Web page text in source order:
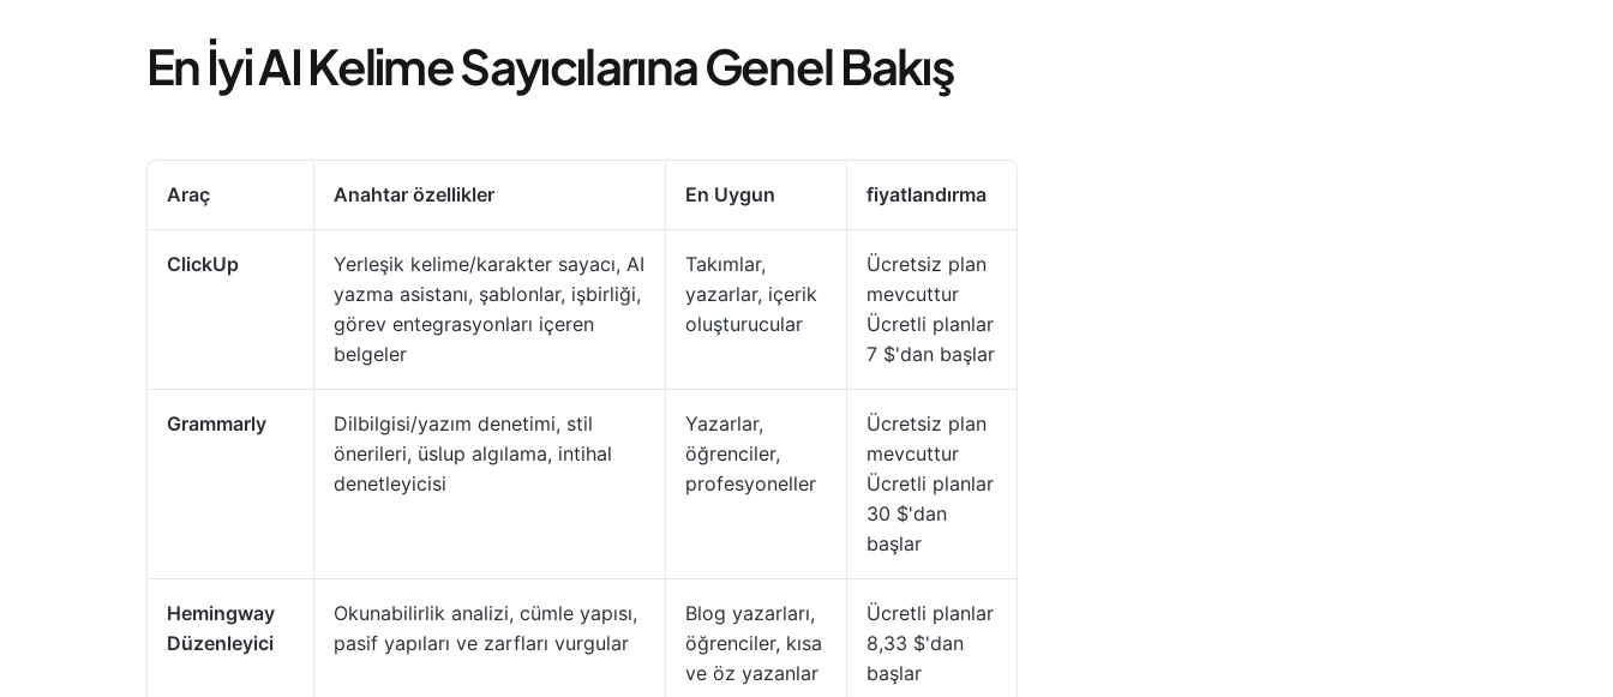
En İyi AI Kelime Sayıcılarına Genel Bakış
Araç Anahtar özellikler En Uygun fiyatlandırma
ClickUp
Yerleşik kelime/karakter sayacı, AI
yazma asistanı, şablonlar, işbirliği,
görev entegrasyonları içeren
belgeler
Takımlar,
yazarlar, içerik
oluşturucular
Ücretsiz plan
mevcuttur
Ücretli planlar
7 $'dan başlar
Grammarly
Dilbilgisi/yazım denetimi, stil
önerileri, üslup algılama, intihal
denetleyicisi
Yazarlar,
öğrenciler,
profesyoneller
Ücretsiz plan
mevcuttur
Ücretli planlar
30 $'dan
başlar
Hemingway
Düzenleyici
Okunabilirlik analizi, cümle yapısı,
pasif yapıları ve zarfları vurgular
Blog yazarları,
öğrenciler, kısa
ve öz yazanlar
Ücretli planlar
8,33 $'dan
başlar